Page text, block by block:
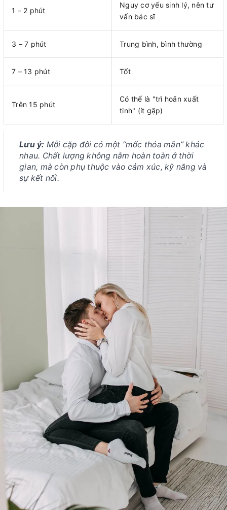
1 – 2 phút
Nguy cơ yếu sinh lý, nên tư
vấn bác sĩ
3 – 7 phút Trung bình, bình thường
7 – 13 phút Tốt
Trên 15 phút
Có thể là "trì hoãn xuất
tinh" (ít gặp)
Lưu ý: Mỗi cặp đôi có một “mốc thỏa mãn” khác
nhau. Chất lượng không nằm hoàn toàn ở thời
gian, mà còn phụ thuộc vào cảm xúc, kỹ năng và
sự kết nối.